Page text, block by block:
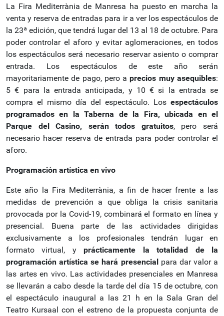
La Fira Mediterrània de Manresa ha puesto en marcha la
venta y reserva de entradas para ir a ver los espectáculos de
la 23ª edición, que tendrá lugar del 13 al 18 de octubre. Para
poder controlar el aforo y evitar aglomeraciones, en todos
los espectáculos será necesario reservar asiento o comprar
entrada. Los espectáculos de este año serán
mayoritariamente de pago, pero a precios muy asequibles:
5 € para la entrada anticipada, y 10 € si la entrada se
compra el mismo día del espectáculo. Los espectáculos
programados en la Taberna de la Fira, ubicada en el
Parque del Casino, serán todos gratuitos, pero será
necesario hacer reserva de entrada para poder controlar el
aforo.
Programación artística en vivo
Este año la Fira Mediterrània, a fin de hacer frente a las
medidas de prevención a que obliga la crisis sanitaria
provocada por la Covid-19, combinará el formato en línea y
presencial. Buena parte de las actividades dirigidas
exclusivamente a los profesionales tendrán lugar en
formato virtual, yprácticamente la totalidad de la
programación artística se hará presencialpara dar valor a
las artes en vivo. Las actividades presenciales en Manresa
se llevarán a cabo desde la tarde del día 15 de octubre, con
el espectáculo inaugural a las 21 h en la Sala Gran del
Teatro Kursaal con el estreno de la propuesta conjunta de